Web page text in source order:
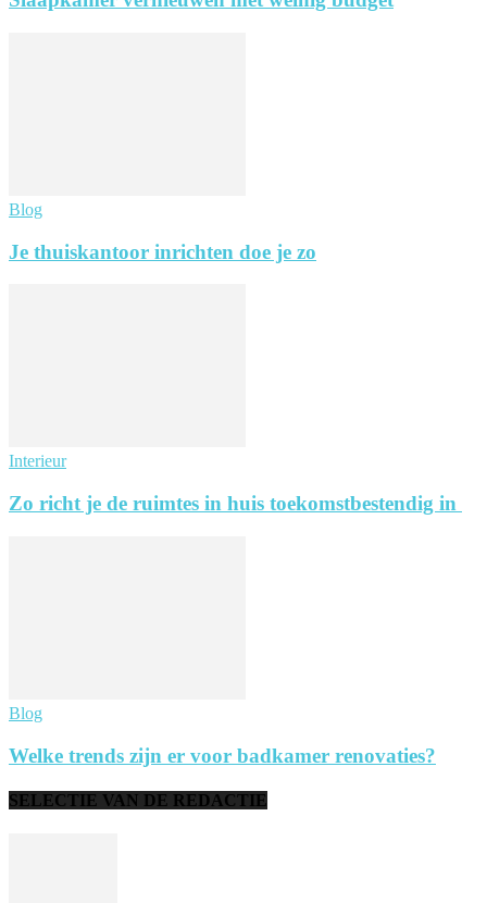
Blog
Je thuiskantoor inrichten doe je zo
Interieur
Zo richt je de ruimtes in huis toekomstbestendig in
Blog
Welke trends zijn er voor badkamer renovaties?
SELECTIE VAN DE REDACTIE